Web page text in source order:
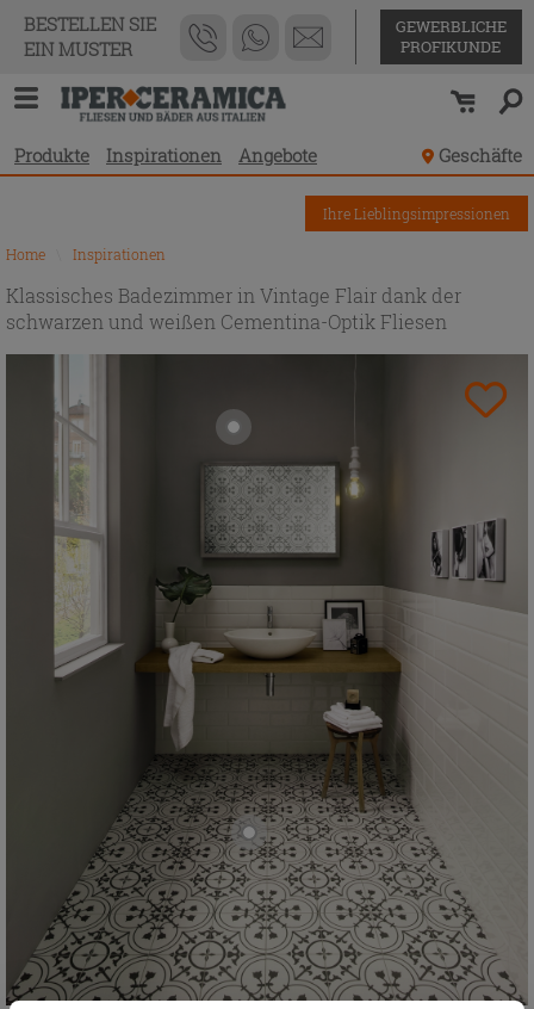
BESTELLEN SIE
EIN MUSTER
GEWERBLICHE
PROFIKUNDE
Produkte Inspirationen Angebote Geschäfte
Home Inspirationen
Ihre Lieblingsimpressionen
Klassisches Badezimmer in Vintage Flair dank der
schwarzen und weißen Cementina-Optik Fliesen